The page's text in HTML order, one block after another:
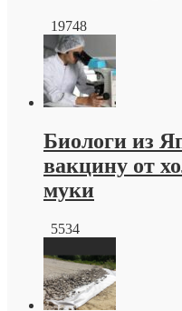
19748
Биологи из
вакцину от
муки
5534